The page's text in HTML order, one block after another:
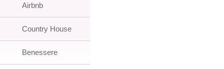
Airbnb
Country House
Benessere